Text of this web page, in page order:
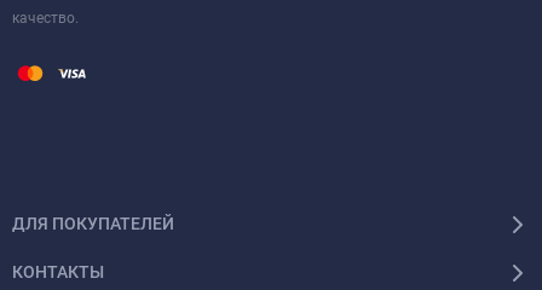
качество.
ДЛЯ ПОКУПАТЕЛЕЙ
КОНТАКТЫ